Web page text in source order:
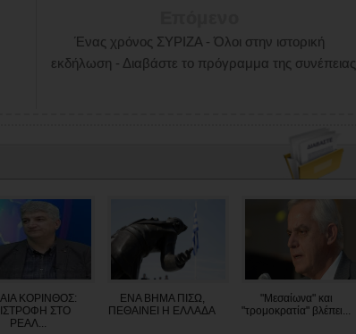
Ένας χρόνος ΣΥΡΙΖΑ - Όλοι στην ιστορική
εκδήλωση - Διαβάστε το πρόγραμμα της συνέπειας
ΚΟΡΙΝΘΟΣ:
ΣΤΟ
ΡΕΑΛ...
ΕΝΑ ΒΗΜΑ ΠΙΣΩ,
ΠΕΘΑΙΝΕΙ Η ΕΛΛΑΔΑ
"Μεσαίωνα" και
"τρομοκρατία" βλέπει...